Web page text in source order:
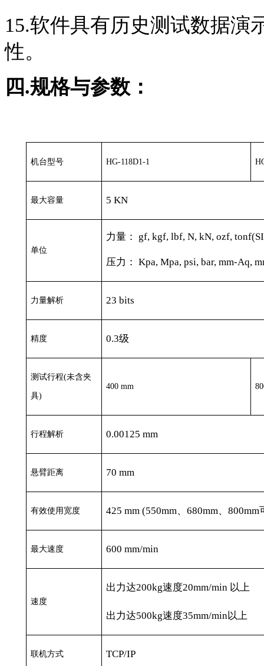
15.软件具有历史测试数据演
性。
四.规格与参数：
机台型号 HG-118D1-1
最大容量 5 KN
单位
力量： gf, kgf, lbf, N, kN, ozf,
压力： Kpa, Mpa, psi, bar, mm-Aq,
力量解析 23 bits
精度 0.3级
测试行程(未含夹
具)
400 mm
行程解析 0.00125 mm
悬臂距离 70 mm
有效使用宽度 425 mm (550mm、 680mm、 800mm
最大速度 600 mm/min
速度
出力达200kg速度20mm/min 以上
出力达500kg速度35mm/min以上
联机方式 TCP/IP